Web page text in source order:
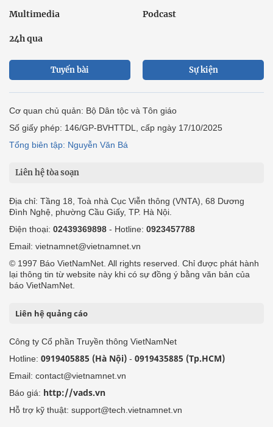
Multimedia Podcast
24h qua
Tuyến bài Sự kiện
Cơ quan chủ quản: Bộ Dân tộc và Tôn giáo
Số giấy phép: 146/GP-BVHTTDL, cấp ngày 17/10/2025
Tổng biên tập: Nguyễn Văn Bá
Liên hệ tòa soạn
Địa chỉ: Tầng 18, Toà nhà Cục Viễn thông (VNTA), 68 Dương
Đình Nghệ, phường Cầu Giấy, TP. Hà Nội.
Điện thoại: 02439369898 - Hotline: 0923457788
Email: vietnamnet@vietnamnet.vn
© 1997 Báo VietNamNet. All rights reserved. Chỉ được phát hành
lại thông tin từ website này khi có sự đồng ý bằng văn bản của
báo VietNamNet.
Liên hệ quảng cáo
Công ty Cổ phần Truyền thông VietNamNet
Hotline: 0919405885 (Hà Nội) - 0919435885 (Tp.HCM)
Email: contact@vietnamnet.vn
Báo giá: http://vads.vn
Hỗ trợ kỹ thuật: support@tech.vietnamnet.vn